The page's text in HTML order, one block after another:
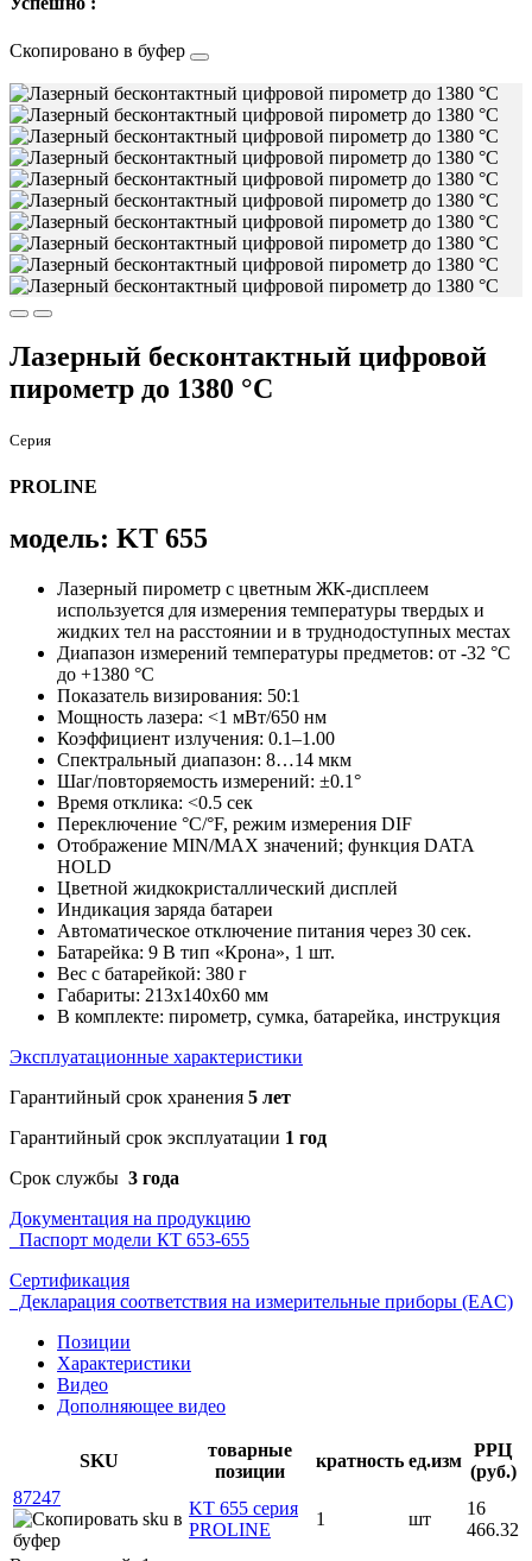
Скопировано в буфер
Лазерный бесконтактный цифровой
пирометр до 1380 °C
Серия
PROLINE
модель: KT 655
Лазерный пирометр с цветным ЖК-дисплеем
используется для измерения температуры твердых и
жидких тел на расстоянии и в труднодоступных местах
Диапазон измерений температуры предметов: от -32 °C
до +1380 °C
Показатель визирования: 50:1
Мощность лазера: <1 мВт/650 нм
Коэффициент излучения: 0.1–1.00
Спектральный диапазон: 8…14 мкм
Шаг/повторяемость измерений: ±0.1°
Время отклика: <0.5 сек
Переключение °C/°F, режим измерения DIF
Отображение MIN/MAX значений; функция DATA
HOLD
Цветной жидкокристаллический дисплей
Индикация заряда батареи
Автоматическое отключение питания через 30 сек.
Батарейка: 9 В тип «Крона», 1 шт.
Вес с батарейкой: 380 г
Габариты: 213х140х60 мм
В комплекте: пирометр, сумка, батарейка, инструкция
Эксплуатационные характеристики
Гарантийный срок хранения 5 лет
Гарантийный срок эксплуатации 1 год
Срок службы 3 года
Документация на продукцию
Паспорт модели КТ 653-655
Сертификация
Декларация соответствия на измерительные приборы (EAC)
Позиции
Характеристики
Видео
Дополняющее видео
SKU
товарные
позиции
кратность ед.изм
РРЦ
(руб.)
87247
KT 655 серия
PROLINE
1 шт
16
466.32